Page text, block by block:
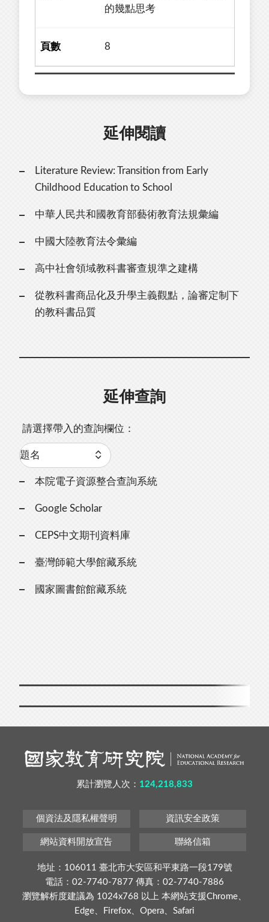
的幾點思考
8
延伸閱讀
Literature Review: Transition from Early
Childhood Education to School
中華人民共和國教育部藝術教育法規彙編
中國大陸教育法令彙編
高中社會領域教科書審查規準之建構
從教科書商品化及升學主義觀點，論審定制下
的教科書品質
延伸查詢
請選擇帶入的查詢欄位：
本院電子資源整合查詢系統
Google Scholar
CEPS中文期刊資料庫
臺灣師範大學館藏系統
國家圖書館館藏系統
累計瀏覽人次： 124,218,833
個資法及隱私權聲明 資訊安全政策
網站資料開放宣告 聯絡信箱
地址：106011 臺北市大安區和平東路一段179號
電話：02-7740-7877 傳真：02-7740-7886
瀏覽解析度建議為 1024x768 以上 本網站支援Chrome、
Edge、Firefox、Opera、Safari